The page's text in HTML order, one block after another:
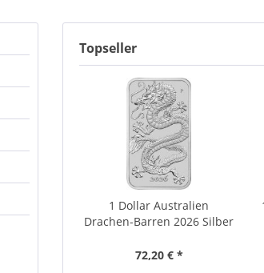
Topseller
1 Dollar Australien
Drachen-Barren 2026 Silber
72,20 € *